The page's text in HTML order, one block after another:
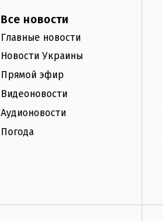
Все новости
Главные новости
Новости Украины
Прямой эфир
Видеоновости
Аудионовости
Погода